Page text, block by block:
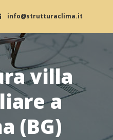
info@strutturaclima.it
villa
a
(BG)